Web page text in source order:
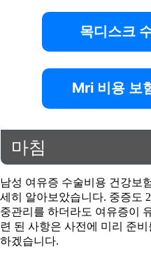
목디스크
Mri 비용 보
마침
남성 여유증 수술비용 건강보
세히 알아보았습니다. 중증도
중관리를 하더라도 여유증이
련 된 사항은 사전에 미리 준
하겠습니다.